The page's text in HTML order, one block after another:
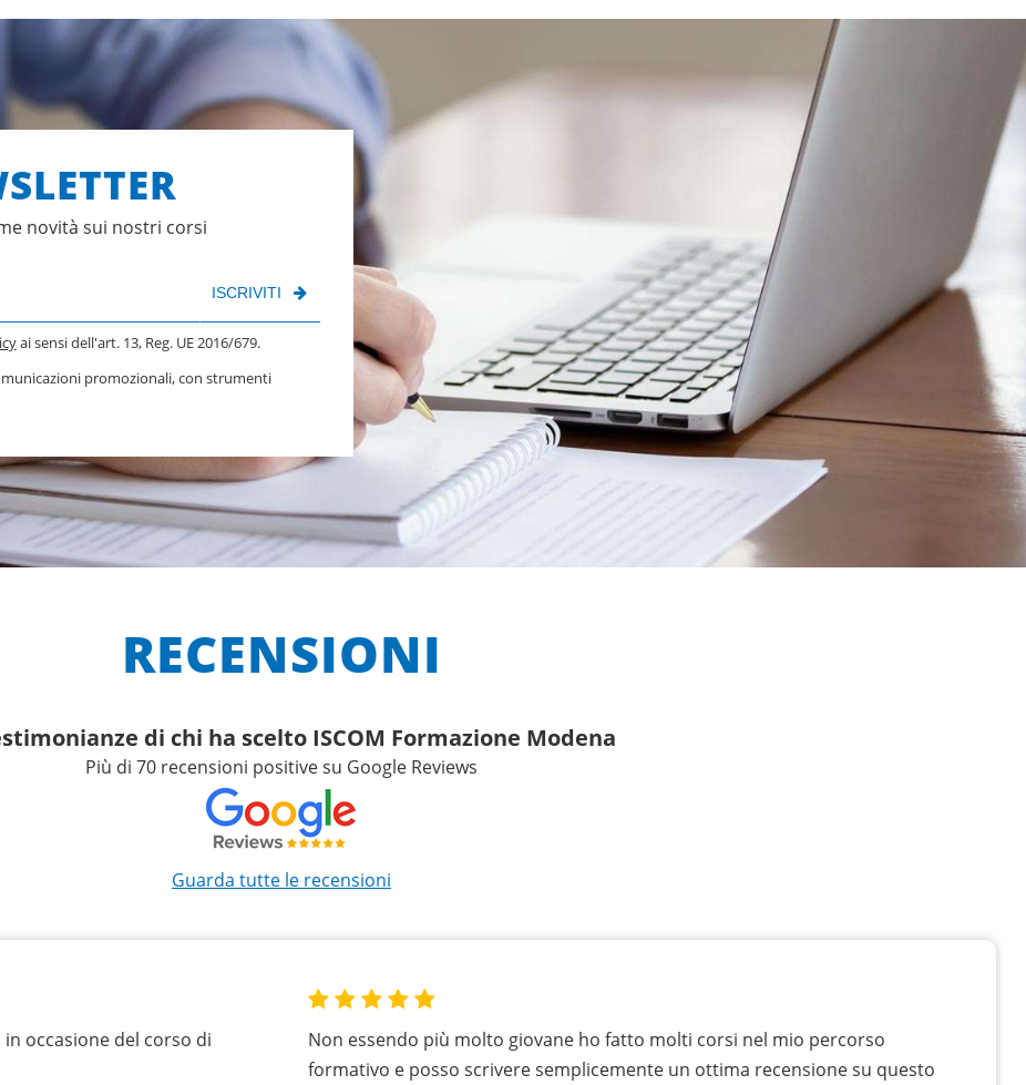
novità sui nostri corsi
ISCRIVITI
ai sensi dell'art. 13, Reg. UE 2016/679.
promozionali, con strumenti
RECENSIONI
di chi ha scelto ISCOM Formazione Modena
Più di 70 recensioni positive su Google Reviews
Guarda tutte le recensioni
occasione del corso di
Non essendo più molto giovane ho fatto molti corsi nel mio percorso
formativo e posso scrivere semplicemente un ottima recensione su questo